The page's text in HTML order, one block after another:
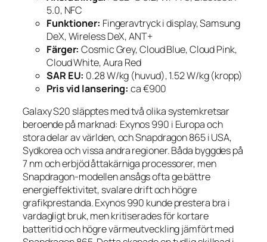
5.0, NFC
Funktioner: Fingeravtryck i display, Samsung
DeX, Wireless DeX, ANT+
Färger: Cosmic Grey, Cloud Blue, Cloud Pink,
Cloud White, Aura Red
SAR EU: 0.28 W/kg (huvud), 1.52 W/kg (kropp)
Pris vid lansering: ca €900
Galaxy S20 släpptes med två olika systemkretsar
beroende på marknad: Exynos 990 i Europa och
stora delar av världen, och Snapdragon 865 i USA,
Sydkorea och vissa andra regioner. Båda byggdes på
7 nm och erbjöd åttakärniga processorer, men
Snapdragon-modellen ansågs ofta ge bättre
energieffektivitet, svalare drift och högre
grafikprestanda. Exynos 990 kunde prestera bra i
vardagligt bruk, men kritiserades för kortare
batteritid och högre värmeutveckling jämfört med